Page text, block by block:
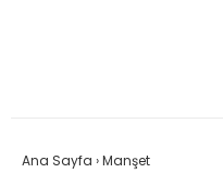
Ana Sayfa ›Manşet